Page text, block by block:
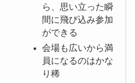
ら、思い立った瞬
間に飛び込み参加
ができる
会場も広いから満
員になるのはかな
り稀